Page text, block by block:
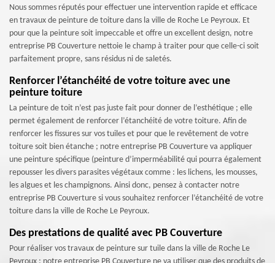
Nous sommes réputés pour effectuer une intervention rapide et efficace
en travaux de peinture de toiture dans la ville de Roche Le Peyroux. Et
pour que la peinture soit impeccable et offre un excellent design, notre
entreprise PB Couverture nettoie le champ à traiter pour que celle-ci soit
parfaitement propre, sans résidus ni de saletés.
Renforcer l’étanchéité de votre toiture avec une
peinture toiture
La peinture de toit n’est pas juste fait pour donner de l’esthétique ; elle
permet également de renforcer l’étanchéité de votre toiture. Afin de
renforcer les fissures sur vos tuiles et pour que le revêtement de votre
toiture soit bien étanche ; notre entreprise PB Couverture va appliquer
une peinture spécifique (peinture d’imperméabilité qui pourra également
repousser les divers parasites végétaux comme : les lichens, les mousses,
les algues et les champignons. Ainsi donc, pensez à contacter notre
entreprise PB Couverture si vous souhaitez renforcer l’étanchéité de votre
toiture dans la ville de Roche Le Peyroux.
Des prestations de qualité avec PB Couverture
Pour réaliser vos travaux de peinture sur tuile dans la ville de Roche Le